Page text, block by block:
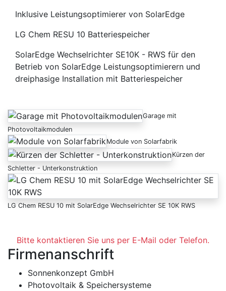
Inklusive Leistungsoptimierer von SolarEdge
LG Chem RESU 10 Batteriespeicher
SolarEdge Wechselrichter SE10K - RWS für den
Betrieb von SolarEdge Leistungsoptimierern und
dreiphasige Installation mit Batteriespeicher
Garage mit
Photovoltaikmodulen
Module von Solarfabrik
Kürzen der
Schletter - Unterkonstruktion
LG Chem RESU 10 mit SolarEdge Wechselrichter SE 10K RWS
Bitte kontaktieren Sie uns per E-Mail oder Telefon.
Firmenanschrift
Sonnenkonzept GmbH
Photovoltaik & Speichersysteme